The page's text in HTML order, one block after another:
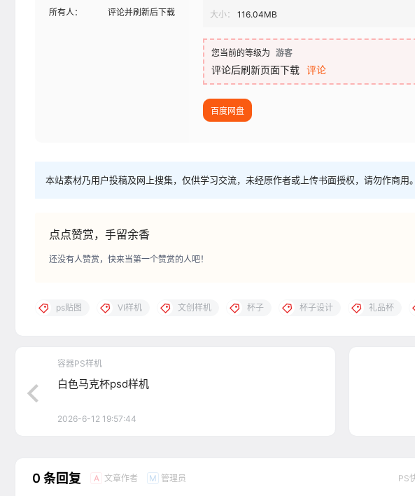
所有人： 评论并刷新后下载 大小： 116.04MB
您当前的等级为 游客
评论后刷新页面下载 评论
百度网盘
本站素材乃用户投稿及网上搜集，仅供学习交流，未经原作者或上传书面授权，请勿作商用
点点赞赏，手留余香
还没有人赞赏，快来当第一个赞赏的人吧！
ps贴图 VI样机 文创样机 杯子 杯子设计 礼品杯
容器PS样机
白色马克杯psd样机
2026-6-12 19:57:44
0 条回复 A 文章作者 M 管理员 PS